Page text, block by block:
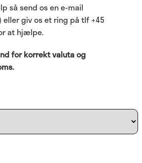
så send os en e-mail
giv os et ring på tlf +45
at hjælpe.
for korrekt valuta og